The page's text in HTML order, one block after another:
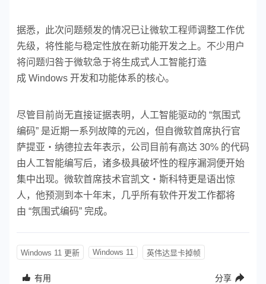
据悉，此次问题频发的情况已让微软工程师调整工作优
先级，将性能与稳定性放在新功能开发之上。不少用户
将问题归咎于微软急于将生成式人工智能打造
成 Windows 开发和功能体系的核心。
尽管目前尚无直接证据表明，人工智能驱动的 “氛围式
编码” 是近期一系列故障的元凶，但自微软首席执行官
萨提亚・纳德拉去年表示，公司目前有高达 30% 的代码
由人工智能编写后，诸多极具破坏性的程序漏洞便开始
集中出现。微软首席技术官凯文・斯科特更是语出惊
人，他预测到本十年末，几乎所有软件开发工作都将
由 “氛围式编码” 完成。
Windows 11 更新 Windows 11 英伟达显卡掉帧
有用 分享